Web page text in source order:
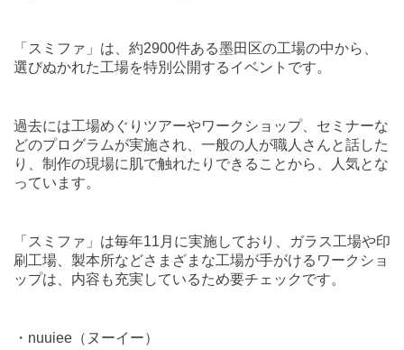
「スミファ」は、約2900件ある墨田区の工場の中から、
選びぬかれた工場を特別公開するイベントです。
過去には工場めぐりツアーやワークショップ、セミナーな
どのプログラムが実施され、一般の人が職人さんと話した
り、制作の現場に肌で触れたりできることから、人気とな
っています。
「スミファ」は毎年11 月に実施しており、ガラス工場や印
刷工場、製本所などさまざまな工場が手がけるワークショ
ップは、内容も充実しているため要チェックです。
・ nuuiee （ヌーイー）